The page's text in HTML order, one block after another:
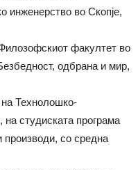
инженерство во Скопје,
факултет во
одбрана и мир,
Технолошко-
студиската програма
производи, со средна